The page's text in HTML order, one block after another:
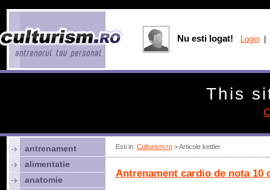
Esti in: Culturism.ro> Articole kettler
Antrenament cardio de nota 10
antrenament
alimentatie
anatomie
Nu esti logat! Login
This